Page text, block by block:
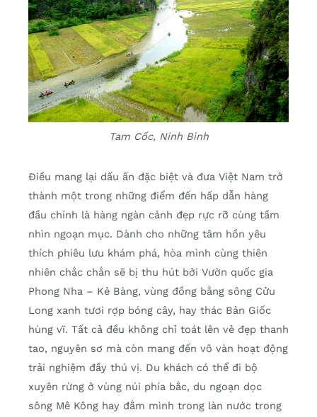
Tam Cốc, Ninh Bình
Điều mang lại dấu ấn đặc biệt và đưa Việt Nam trở
thành một trong những điểm đến hấp dẫn hàng
đầu chính là hàng ngàn cảnh đẹp rực rỡ cùng tầm
nhìn ngoạn mục. Dành cho những tâm hồn yêu
thích phiêu lưu khám phá, hòa mình cùng thiên
nhiên chắc chắn sẽ bị thu hút bởi Vườn quốc gia
Phong Nha – Kẻ Bàng, vùng đồng bằng sông Cửu
Long xanh tươi rợp bóng cây, hay thác Bản Giốc
hùng vĩ. Tất cả đều không chỉ toát lên vẻ đẹp thanh
tao, nguyên sơ mà còn mang đến vô vàn hoạt động
trải nghiệm đầy thú vị. Du khách có thể đi bộ
xuyên rừng ở vùng núi phía bắc, du ngoạn dọc
sông Mê Kông hay đắm mình trong làn nước trong